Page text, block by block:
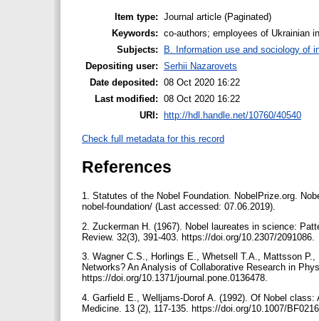
Item type: Journal article (Paginated)
Keywords: co-authors; employees of Ukrainian
Subjects:
B. Information use and sociology of
Depositing user: Serhii Nazarovets
Date deposited: 08 Oct 2020 16:22
Last modified: 08 Oct 2020 16:22
URI:
http://hdl.handle.net/10760/40540
Check full metadata for this record
References
1. Statutes of the Nobel Foundation. NobelPrize.org.
nobel-foundation/ (Last accessed: 07.06.2019).
2. Zuckerman H. (1967). Nobel laureates in science:
Review. 32(3), 391-403. https://doi.org/10.2307/2091086.
3. Wagner C.S., Horlings E., Whetsell T.A., Mattsson
Networks? An Analysis of Collaborative Research in
https://doi.org/10.1371/journal.pone.0136478.
4. Garfield E., Welljams-Dorof A. (1992). Of Nobel
Medicine. 13 (2), 117-135. https://doi.org/10.1007/